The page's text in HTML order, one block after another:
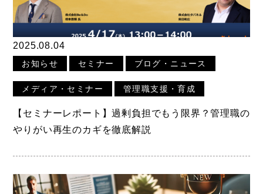
2025.08.04
お知らせ セミナー ブログ・ニュース
メディア・セミナー 管理職支援・育成
【セミナーレポート】過剰負担でもう限界？管理職の
やりがい再生のカギを徹底解説